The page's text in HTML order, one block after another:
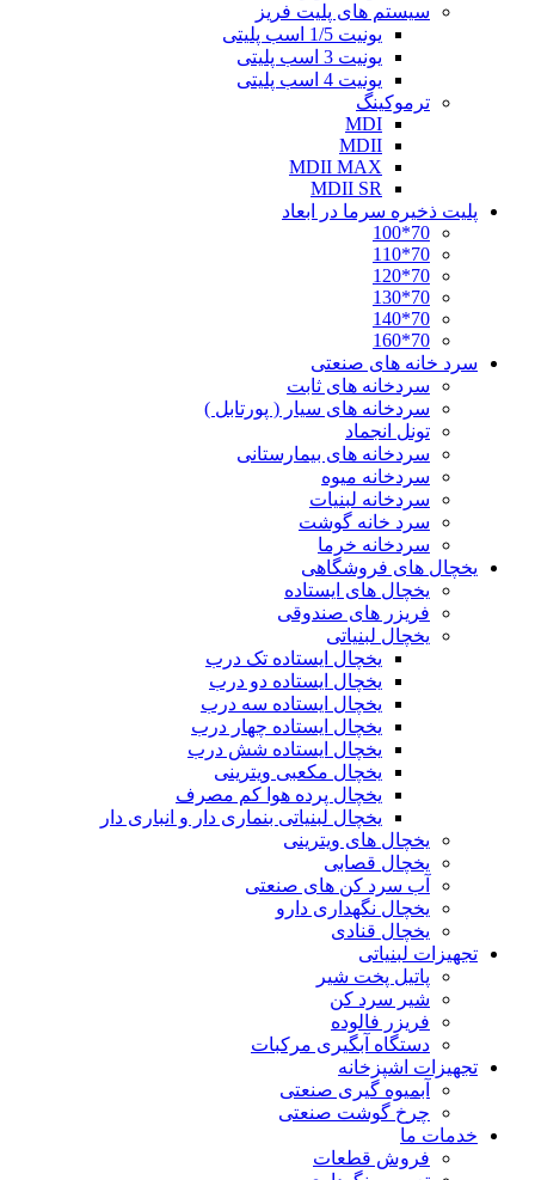
سیستم های پلیت فریز
یونیت 1/5 اسب پلیتی
یونیت 3 اسب پلیتی
یونیت 4 اسب پلیتی
ترموکینگ
MDI
MDII
MDII MAX
MDII SR
پلیت ذخیره سرما در ابعاد
70*100
70*110
70*120
70*130
70*140
70*160
سرد خانه های صنعتی
سردخانه های ثابت
سردخانه های سیار ( پورتابل )
تونل انجماد
سردخانه های بیمارستانی
سردخانه میوه
سردخانه لبنیات
سرد خانه گوشت
سردخانه خرما
یخچال های فروشگاهی
یخچال های ایستاده
فریزر های صندوقی
یخچال لبنیاتی
یخچال ایستاده تک درب
یخچال ایستاده دو درب
یخچال ایستاده سه درب
یخچال ایستاده چهار درب
یخچال ایستاده شش درب
یخچال مکعبی ویترینی
یخچال پرده هوا کم مصرف
یخچال لبنیاتی بنماری دار و انباری دار
یخچال های ویترینی
یخچال قصابی
آب سرد کن های صنعتی
یخچال نگهداری دارو
یخچال قنادی
تجهیزات لبنیاتی
پاتیل پخت شیر
شیر سرد کن
فریزر فالوده
دستگاه آبگیری مرکبات
تجهیزات اشپزخانه
آبمیوه گیری صنعتی
چرخ گوشت صنعتی
خدمات ما
فروش قطعات